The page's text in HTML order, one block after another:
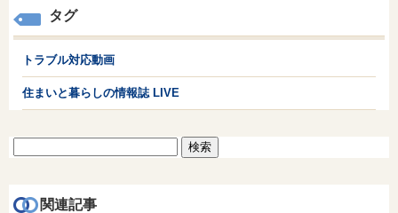
タグ
トラブル対応動画
住まいと暮らしの情報誌 LIVE
関連記事